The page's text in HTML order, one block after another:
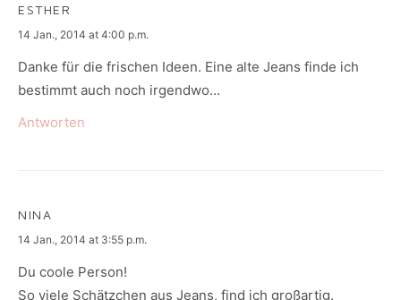
ESTHER
says:
14 Jan., 2014 at 4:00 p.m.
Danke für die frischen Ideen. Eine alte Jeans finde ich
bestimmt auch noch irgendwo…
Antworten
NINA
says:
14 Jan., 2014 at 3:55 p.m.
Du coole Person!
So viele Schätzchen aus Jeans, find ich großartig.